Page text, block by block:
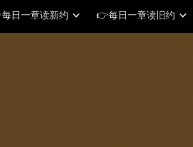
Skip to
日一章读新约 👉每日一章读旧约